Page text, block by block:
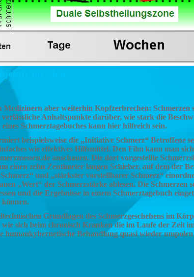
messbar
Medizinern aber weiterhin Kopfzerbrechen: Schmerzen
Anhaltspunkte darüber, wie stark die
Schmerztagebuches kann hier hilfreich sein.
beispielsweise die „Initiative Schmerz“ Betroffene
wie effektives Hilfsmittel. Den Film kann man
anschauen. Die dort vorgestellte
einen zehn Zentimeter langen Schieber, auf dem der
und „stärkster vorstellbarer Schmerz“
„Wert“ der Schmerzstärke ablesen. Die Schmerzen
und die Ergebnisse in einem Schmerztagebuch
können.
Grundlagen des Schmerzgeschehens im
sich beim chronisch Kranken die im Laufe der Zeit
humankybernetische Behandlung quasi wieder